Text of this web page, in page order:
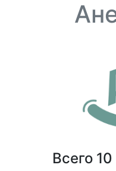
Всего